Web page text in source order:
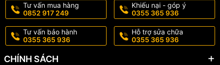
Tư vấn mua hàng
0852 917 249
Khiếu nại - góp ý
0355 365 936
Tư vấn bảo hành
0355 365 936
Hỗ trợ sửa chữa
0355 365 936
CHÍNH SÁCH